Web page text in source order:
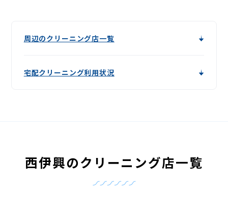
周辺のクリーニング店一覧
宅配クリーニング利用状況
西伊興のクリーニング店一覧